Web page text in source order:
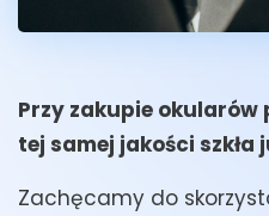
Przy zakupie
tej samej jakości szkła
Zachęcamy do